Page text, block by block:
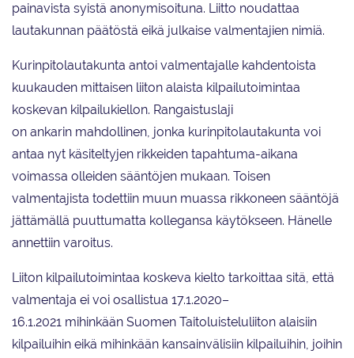
painavista syistä anonymisoituna. Liitto noudattaa
lautakunnan päätöstä eikä julkaise valmentajien nimiä.
Kurinpitolautakunta antoi valmentajalle kahdentoista
kuukauden mittaisen liiton alaista kilpailutoimintaa
koskevan kilpailukiellon. Rangaistuslaji
on ankarin mahdollinen, jonka kurinpitolautakunta voi
antaa nyt käsiteltyjen rikkeiden tapahtuma-aikana
voimassa olleiden sääntöjen mukaan. Toisen
valmentajista todettiin muun muassa rikkoneen sääntöjä
jättämällä puuttumatta kollegansa käytökseen. Hänelle
annettiin varoitus.
Liiton kilpailutoimintaa koskeva kielto tarkoittaa sitä, että
valmentaja ei voi osallistua 17.1.2020–
16.1.2021 mihinkään Suomen Taitoluisteluliiton alaisiin
kilpailuihin eikä mihinkään kansainvälisiin kilpailuihin, joihin